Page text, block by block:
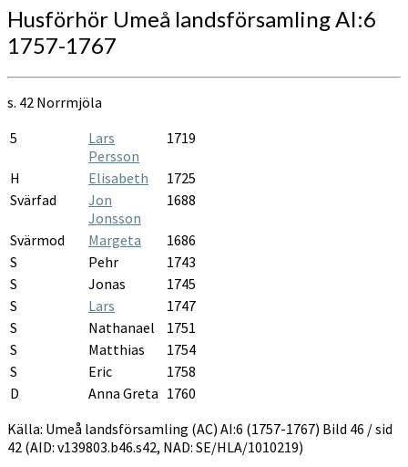
Husförhör
Umeå
landsförsamling
1767
Husförhör Umeå landsförsamling AI:6
1757-1767
s. 42 Norrmjöla
5
Lars
Persson
1719
H Elisabeth
1725
Svärfad
Jon
Jonsson
1688
Svärmod Margeta
1686
S
Pehr
1743
S
Jonas
1745
S
Lars
1747
S
Nathanael
1751
S
Matthias
1754
S
Eric
1758
D
Anna Greta 1760
Källa: Umeå landsförsamling (AC) AI:6 (1757-1767) Bild 46 / sid
42 (AID: v139803.b46.s42, NAD: SE/HLA/1010219)